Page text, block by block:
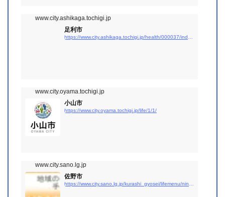
www.city.ashikaga.tochigi.jp
足利市
www.city.oyama.tochigi.jp
小山市
https://www.city.oyama.tochigi.jp/life/1/1/
www.city.sano.lg.jp
佐野市